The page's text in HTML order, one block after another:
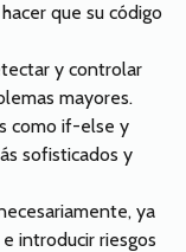
que su código
y controlar
mayores.
como if-else y
sofisticados y
ya
introducir riesgos